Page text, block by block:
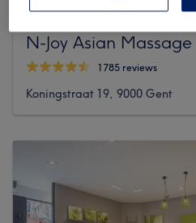
N-Joy Asian Massage
1785 reviews
Koningstraat 19, 9000 Gent